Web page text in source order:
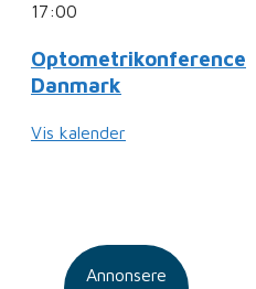
17:00
Optometrikonference
Danmark
Vis kalender
Annonsere